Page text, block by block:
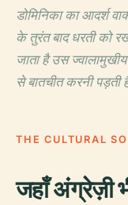
डोमिनिका का आदर्श
के तुरंत बाद धरती
जाता है उस ज्वालामुखीय
से बातचीत करनी पड़ती
THE CULTURAL
जहाँ अंग्रेज़ी